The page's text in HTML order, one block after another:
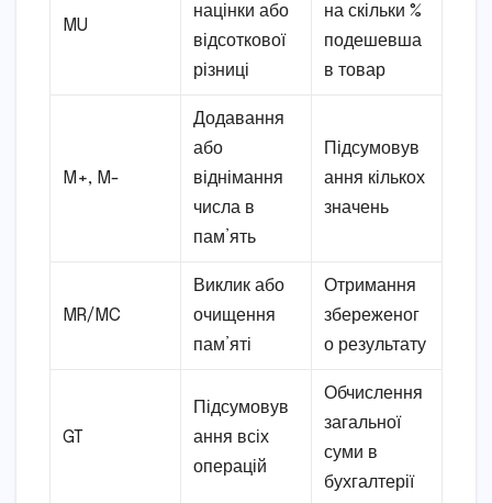
MU
націнки або
відсоткової
різниці
на скільки %
подешевша
в товар
M+, M-
Додавання
або
віднімання
числа в
пам’ять
Підсумовув
ання кількох
значень
MR/MC
Виклик або
очищення
пам’яті
Отримання
збереженог
о результату
GT
Підсумовув
ання всіх
операцій
Обчислення
загальної
суми в
бухгалтерії